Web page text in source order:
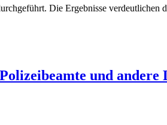
Die Ergebnisse verdeutlichen
und andere